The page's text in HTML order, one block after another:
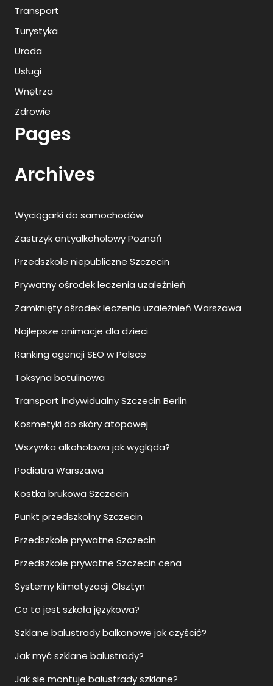
Transport
Turystyka
Uroda
Usługi
Wnętrza
Zdrowie
Pages
Archives
Wyciągarki do samochodów
Zastrzyk antyalkoholowy Poznań
Przedszkole niepubliczne Szczecin
Prywatny ośrodek leczenia uzależnień
Zamknięty ośrodek leczenia uzależnień Warszawa
Najlepsze animacje dla dzieci
Ranking agencji SEO w Polsce
Toksyna botulinowa
Transport indywidualny Szczecin Berlin
Kosmetyki do skóry atopowej
Wszywka alkoholowa jak wygląda?
Podiatra Warszawa
Kostka brukowa Szczecin
Punkt przedszkolny Szczecin
Przedszkole prywatne Szczecin
Przedszkole prywatne Szczecin cena
Systemy klimatyzacji Olsztyn
Co to jest szkoła językowa?
Szklane balustrady balkonowe jak czyścić?
Jak myć szklane balustrady?
Jak sie montuje balustrady szklane?